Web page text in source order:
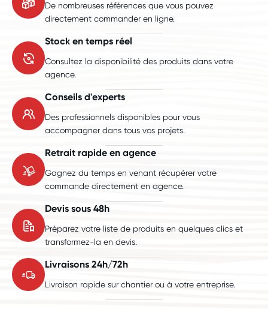
De nombreuses références que vous pouvez
directement commander en ligne.
Stock en temps réel
Consultez la disponibilité des produits dans votre
agence.
Conseils d'experts
Des professionnels disponibles pour vous
accompagner dans tous vos projets.
Retrait rapide en agence
Gagnez du temps en venant récupérer votre
commande directement en agence.
Devis sous 48h
Préparez votre liste de produits en quelques clics et
transformez-la en devis.
Livraisons 24h/72h
Livraison rapide sur chantier ou à votre entreprise.